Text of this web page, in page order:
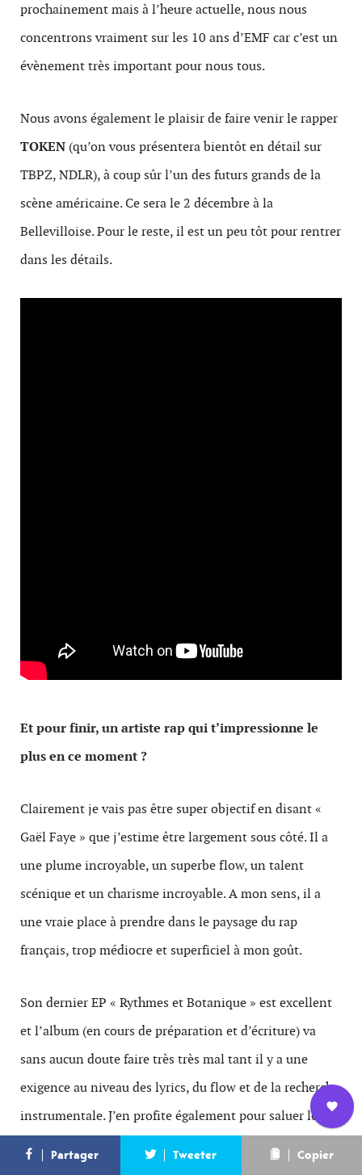
L’équipe
Nous
rejoindre
Newsletter
prochainement mais à l’heure actuelle, nous nous
concentrons vraiment sur les 10 ans d’EMF car c’est un
évènement très important pour nous tous.
Nous avons également le plaisir de faire venir le rapper
TOKEN (qu’on vous présentera bientôt en détail sur
TBPZ, NDLR), à coup sûr l’un des futurs grands de la
scène américaine. Ce sera le 2 décembre à la
Bellevilloise. Pour le reste, il est un peu tôt pour rentrer
dans les détails.
Et pour finir, un artiste rap qui t’impressionne le
plus en ce moment ?
Clairement je vais pas être super objectif en disant «
Gaël Faye » que j’estime être largement sous côté. Il a
une plume incroyable, un superbe flow, un talent
scénique et un charisme incroyable. A mon sens, il a
une vraie place à prendre dans le paysage du rap
français, trop médiocre et superficiel à mon goût.
Son dernier EP « Rythmes et Botanique » est excellent
et l’album (en cours de préparation et d’écriture) va
sans aucun doute faire très très mal tant il y a une
exigence au niveau des lyrics, du flow et de la recherche
instrumentale. J’en profite également pour saluer le
travail de génie de Guillaume Poncelet, qui est à la
Partager Tweeter Copier